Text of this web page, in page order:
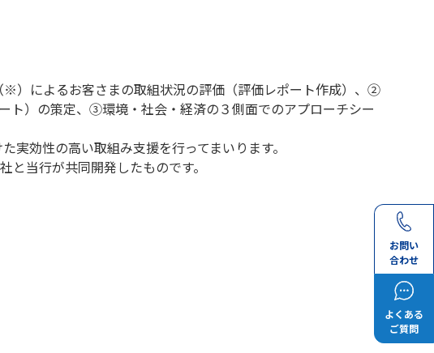
お問い
合わせ
よくある
ご質問
）によるお客さまの取組状況の評価（評価レポート作成）、②
ト）の策定、③環境・社会・経済の３側面でのアプローチシー
実効性の高い取組み支援を行ってまいります。
当行が共同開発したものです。